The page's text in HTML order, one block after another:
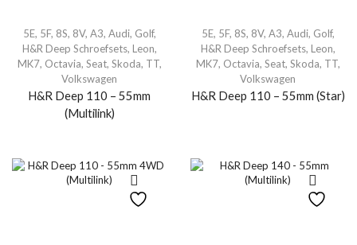
5E, 5F, 8S, 8V, A3, Audi, Golf,
H&R Deep Schroefsets, Leon,
MK7, Octavia, Seat, Skoda, TT,
Volkswagen
H&R Deep 110 – 55mm
(Multilink)
5E, 5F, 8S, 8V, A3, Audi, Golf,
H&R Deep Schroefsets, Leon,
MK7, Octavia, Seat, Skoda, TT,
Volkswagen
H&R Deep 110 – 55mm (Star)